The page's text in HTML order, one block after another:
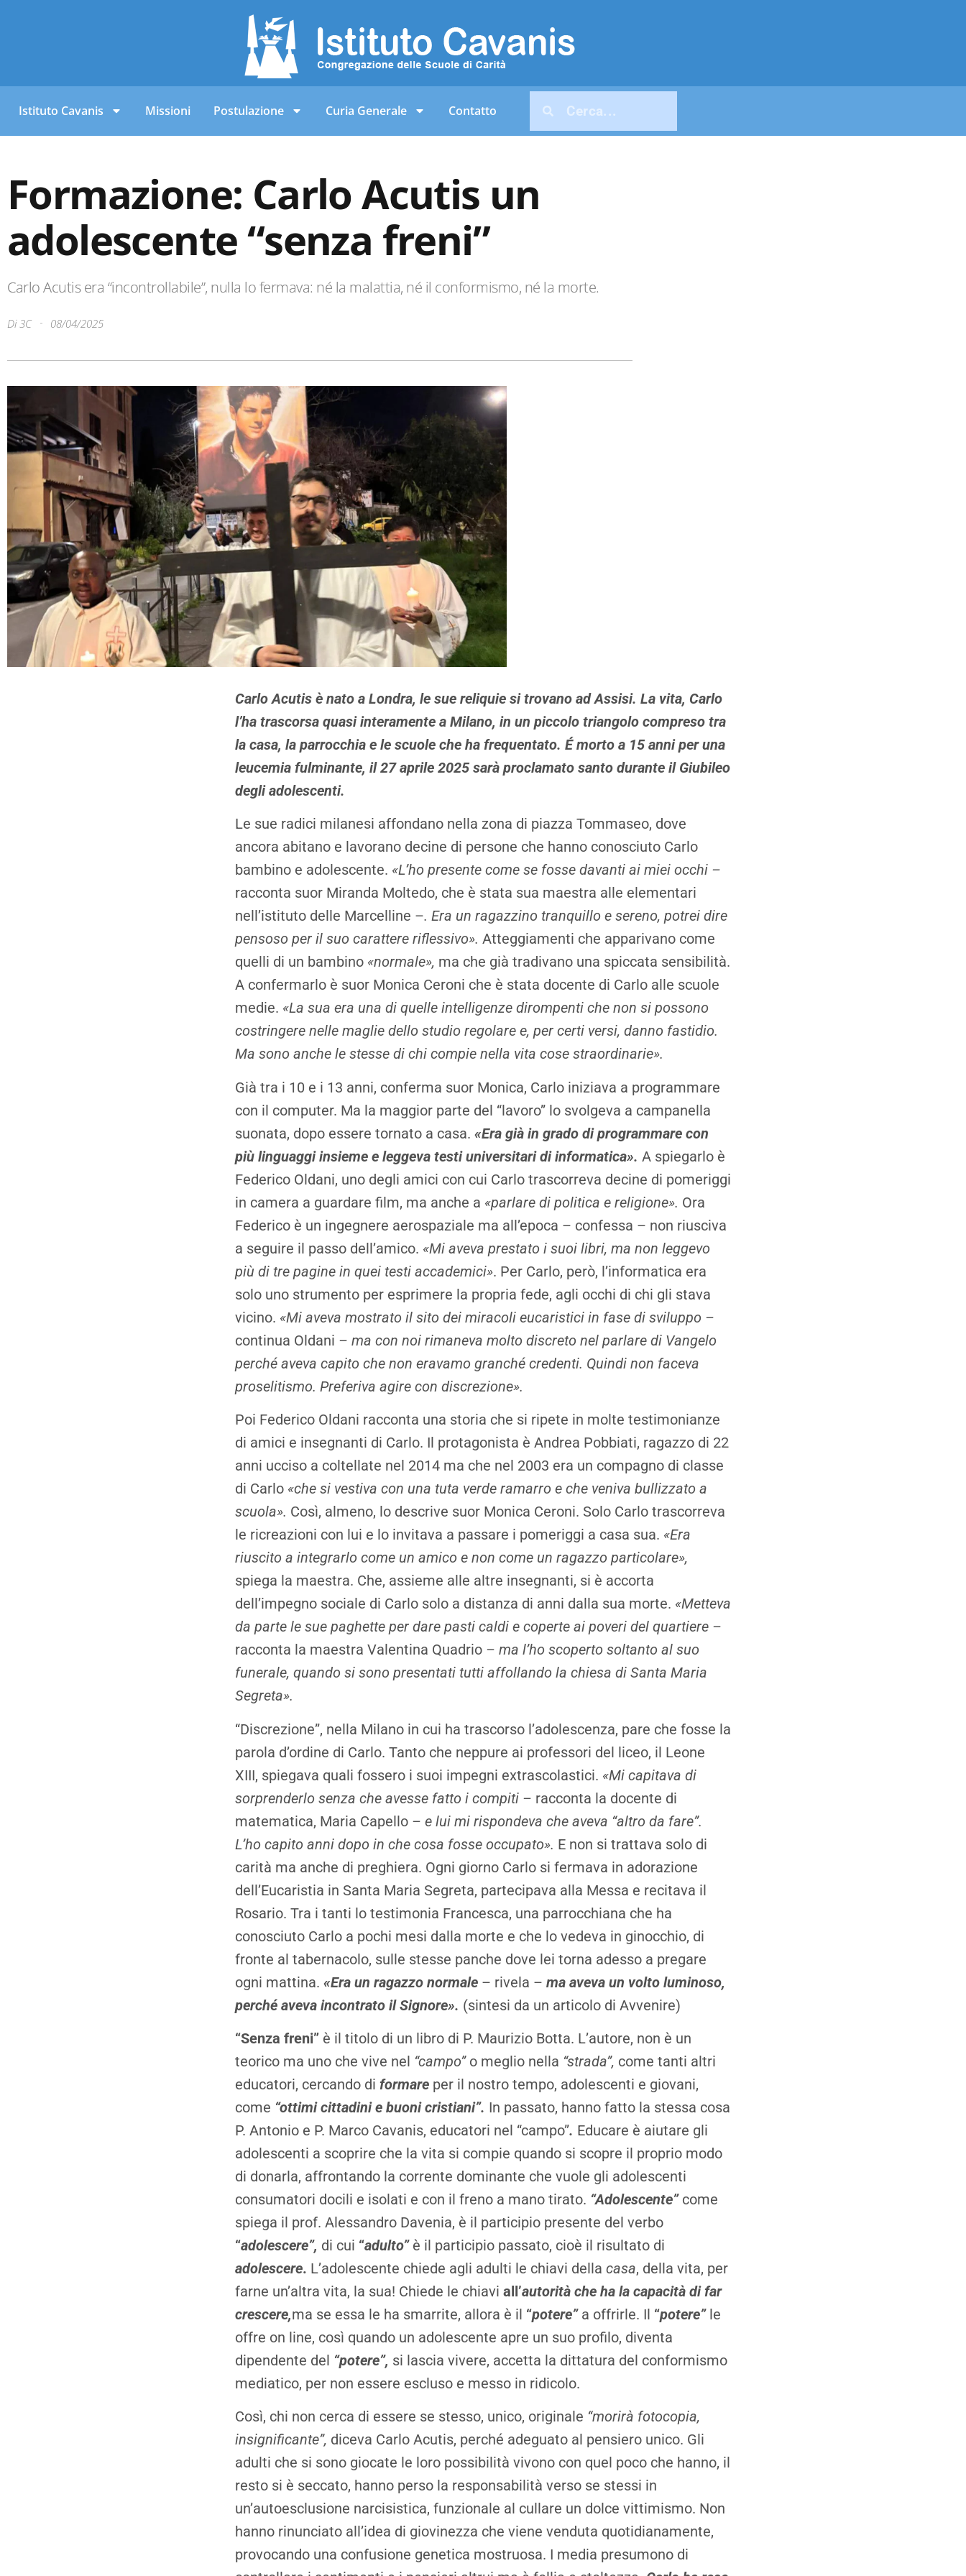
Istituto Cavanis Missioni Postulazione Curia Generale Contatto
Formazione: Carlo Acutis un
adolescente “senza freni”
Carlo Acutis era “incontrollabile”, nulla lo fermava: né la malattia, né il conformismo, né la morte.
Di3C 08/04/2025
Carlo Acutis è nato a Londra, le sue reliquie si trovano ad Assisi. La vita, Carlo
l’ha trascorsa quasi interamente a Milano, in un piccolo triangolo compreso tra
la casa, la parrocchia e le scuole che ha frequentato. É morto a 15 anni per una
leucemia fulminante, il 27 aprile 2025 sarà proclamato santo durante il Giubileo
degli adolescenti.
Le sue radici milanesi affondano nella zona di piazza Tommaseo, dove
ancora abitano e lavorano decine di persone che hanno conosciuto Carlo
bambino e adolescente. «L’ho presente come se fosse davanti ai miei occhi –
racconta suor Miranda Moltedo, che è stata sua maestra alle elementari
nell’istituto delle Marcelline –. Era un ragazzino tranquillo e sereno, potrei dire
pensoso per il suo carattere riflessivo». Atteggiamenti che apparivano come
quelli di un bambino «normale», ma che già tradivano una spiccata sensibilità.
A confermarlo è suor Monica Ceroni che è stata docente di Carlo alle scuole
medie. «La sua era una di quelle intelligenze dirompenti che non si possono
costringere nelle maglie dello studio regolare e, per certi versi, danno fastidio.
Ma sono anche le stesse di chi compie nella vita cose straordinarie».
Già tra i 10 e i 13 anni, conferma suor Monica, Carlo iniziava a programmare
con il computer. Ma la maggior parte del “lavoro” lo svolgeva a campanella
suonata, dopo essere tornato a casa. «Era già in grado di programmare con
più linguaggi insieme e leggeva testi universitari di informatica». A spiegarlo è
Federico Oldani, uno degli amici con cui Carlo trascorreva decine di pomeriggi
in camera a guardare film, ma anche a «parlare di politica e religione». Ora
Federico è un ingegnere aerospaziale ma all’epoca – confessa – non riusciva
a seguire il passo dell’amico. «Mi aveva prestato i suoi libri, ma non leggevo
più di tre pagine in quei testi accademici». Per Carlo, però, l’informatica era
solo uno strumento per esprimere la propria fede, agli occhi di chi gli stava
vicino. «Mi aveva mostrato il sito dei miracoli eucaristici in fase di sviluppo –
continua Oldani – ma con noi rimaneva molto discreto nel parlare di Vangelo
perché aveva capito che non eravamo granché credenti. Quindi non faceva
proselitismo. Preferiva agire con discrezione».
Poi Federico Oldani racconta una storia che si ripete in molte testimonianze
di amici e insegnanti di Carlo. Il protagonista è Andrea Pobbiati, ragazzo di 22
anni ucciso a coltellate nel 2014 ma che nel 2003 era un compagno di classe
di Carlo «che si vestiva con una tuta verde ramarro e che veniva bullizzato a
scuola». Così, almeno, lo descrive suor Monica Ceroni. Solo Carlo trascorreva
le ricreazioni con lui e lo invitava a passare i pomeriggi a casa sua. «Era
riuscito a integrarlo come un amico e non come un ragazzo particolare»,
spiega la maestra. Che, assieme alle altre insegnanti, si è accorta
dell’impegno sociale di Carlo solo a distanza di anni dalla sua morte. «Metteva
da parte le sue paghette per dare pasti caldi e coperte ai poveri del quartiere –
racconta la maestra Valentina Quadrio – ma l’ho scoperto soltanto al suo
funerale, quando si sono presentati tutti affollando la chiesa di Santa Maria
Segreta».
“Discrezione”, nella Milano in cui ha trascorso l’adolescenza, pare che fosse la
parola d’ordine di Carlo. Tanto che neppure ai professori del liceo, il Leone
XIII, spiegava quali fossero i suoi impegni extrascolastici. «Mi capitava di
sorprenderlo senza che avesse fatto i compiti – racconta la docente di
matematica, Maria Capello – e lui mi rispondeva che aveva “altro da fare”.
L’ho capito anni dopo in che cosa fosse occupato». E non si trattava solo di
carità ma anche di preghiera. Ogni giorno Carlo si fermava in adorazione
dell’Eucaristia in Santa Maria Segreta, partecipava alla Messa e recitava il
Rosario. Tra i tanti lo testimonia Francesca, una parrocchiana che ha
conosciuto Carlo a pochi mesi dalla morte e che lo vedeva in ginocchio, di
fronte al tabernacolo, sulle stesse panche dove lei torna adesso a pregare
ogni mattina. «Era un ragazzo normale – rivela – ma aveva un volto luminoso,
perché aveva incontrato il Signore». (sintesi da un articolo di Avvenire)
“Senza freni” è il titolo di un libro di P. Maurizio Botta. L’autore, non è un
teorico ma uno che vive nel “campo”o meglio nella “strada”, come tanti altri
educatori, cercando di formare per il nostro tempo, adolescenti e giovani,
come “ottimi cittadini e buoni cristiani”. In passato, hanno fatto la stessa cosa
P. Antonio e P. Marco Cavanis, educatori nel “campo”. Educare è aiutare gli
adolescenti a scoprire che la vita si compie quando si scopre il proprio modo
di donarla, affrontando la corrente dominante che vuole gli adolescenti
consumatori docili e isolati e con il freno a mano tirato. “Adolescente”come
spiega il prof. Alessandro Davenia, è il participio presente del verbo
“adolescere”, di cui “adulto” è il participio passato, cioè il risultato di
adolescere. L’adolescente chiede agli adulti le chiavi della casa, della vita, per
farne un’altra vita, la sua! Chiede le chiavi all’autorità che ha la capacità di far
crescere,ma se essa le ha smarrite, allora è il “potere” a offrirle. Il “potere” le
offre on line, così quando un adolescente apre un suo profilo, diventa
dipendente del “potere”, si lascia vivere, accetta la dittatura del conformismo
mediatico, per non essere escluso e messo in ridicolo.
Così, chi non cerca di essere se stesso, unico, originale “morirà fotocopia,
insignificante”, diceva Carlo Acutis, perché adeguato al pensiero unico. Gli
adulti che si sono giocate le loro possibilità vivono con quel poco che hanno, il
resto si è seccato, hanno perso la responsabilità verso se stessi in
un’autoesclusione narcisistica, funzionale al cullare un dolce vittimismo. Non
hanno rinunciato all’idea di giovinezza che viene venduta quotidianamente,
provocando una confusione genetica mostruosa. I media presumono di